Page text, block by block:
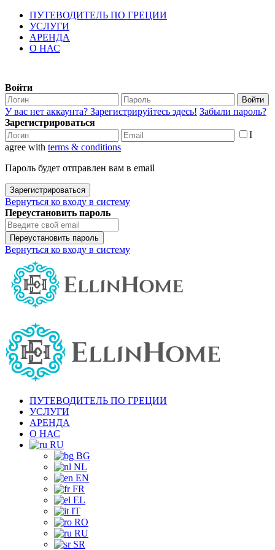
ПУТЕВОДИТЕЛЬ ПО ГРЕЦИИ
УСЛУГИ
АРЕНДА
О НАС
Войти
Войти
У вас нет аккаунта? Зарегистрируйтесь здесь! Забыли пароль?
Зарегистрироваться
I
agree with terms & conditions
Пароль будет отправлен вам в email
Зарегистрироваться
Вернуться ко входу в систему
Переустановить пароль
Переустановить пароль
Вернуться ко входу в систему
ПУТЕВОДИТЕЛЬ ПО ГРЕЦИИ
УСЛУГИ
АРЕНДА
О НАС
RU
BG
NL
EN
FR
EL
IT
RO
RU
SR